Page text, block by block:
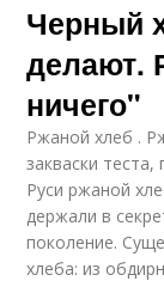
Черный
делают.
ничего"
Ржаной хлеб .
закваски
Руси ржаной
держали в
поколение.
хлеба: из